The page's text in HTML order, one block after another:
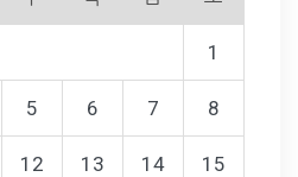
1
5 6 7 8
12 13 14 15